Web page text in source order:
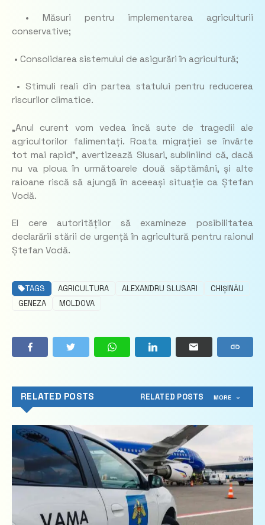
• Măsuri pentru implementarea agriculturii
conservative;
• Consolidarea sistemului de asigurări în agricultură;
• Stimuli reali din partea statului pentru reducerea
riscurilor climatice.
„Anul curent vom vedea încă sute de tragedii ale
agricultorilor falimentați. Roata migrației se învârte
tot mai rapid”, avertizează Slusari, subliniind că, dacă
nu va ploua în următoarele două săptămâni, și alte
raioane riscă să ajungă în aceeași situație ca Ștefan
Vodă.
El cere autorităților să examineze posibilitatea
declarării stării de urgență în agricultură pentru raionul
Ștefan Vodă.
TAGS AGRICULTURA ALEXANDRU SLUSARI
CHIȘINĂU
GENEZA
MOLDOVA
RELATED POSTS RELATED POSTS MORE